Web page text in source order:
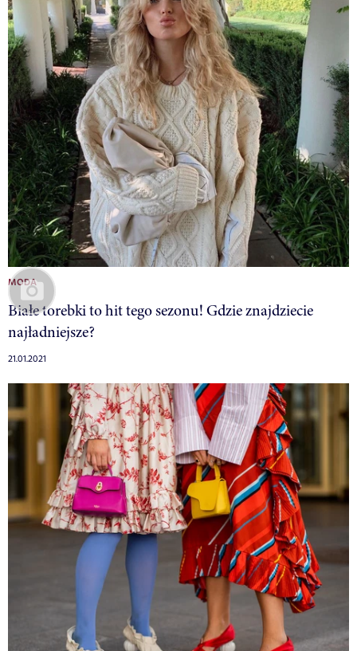
MODA
Białe torebki to hit tego sezonu! Gdzie znajdziecie
najładniejsze?
21.01.2021